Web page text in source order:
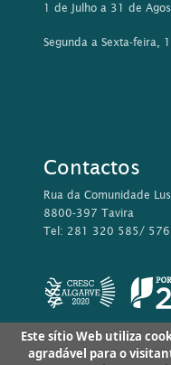
1 de Julho a 31 de
Segunda a Sexta-feira,
Contactos
Rua da Comunidade
8800-397 Tavira
Tel: 281 320 585/ 576
Este sítio Web utiliza
agradável para o